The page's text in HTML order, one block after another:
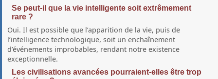
Se peut‑il que la vie intelligente soit extrêmement
rare ?
Oui. Il est possible que l’apparition de la vie, puis de
l’intelligence technologique, soit un enchaînement
d’événements improbables, rendant notre existence
exceptionnelle.
Les civilisations avancées pourraient‑elles être trop